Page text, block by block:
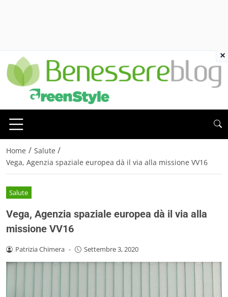
Home / Salute /
Vega, Agenzia spaziale europea dà il via alla missione VV16
Salute
Vega, Agenzia spaziale europea dà il via alla
missione VV16
Patrizia Chimera - Settembre 3, 2020
×